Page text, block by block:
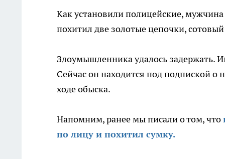
Как установили полицейские, мужчина
похитил две золотые цепочки,
Злоумышленника удалось задержать.
Сейчас он находится под подпиской о
ходе обыска.
Напомним, ранее мы писали о том, что
по лицу и похитил сумку.